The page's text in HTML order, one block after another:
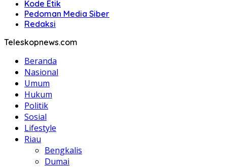
Kode Etik
Pedoman Media Siber
Redaksi
Teleskopnews.com
Beranda
Nasional
Umum
Hukum
Politik
Sosial
Lifestyle
Riau
Bengkalis
Dumai